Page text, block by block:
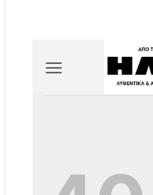
2ge3sheyTkgpAkeBan